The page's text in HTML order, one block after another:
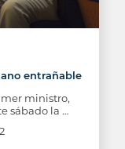
entrañable
ministro,
sábado la …